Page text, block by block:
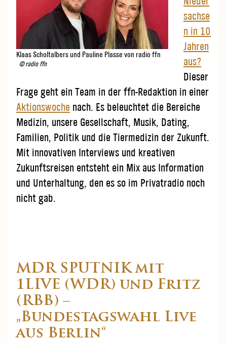
Klaas Scholtalbers und Pauline Plasse von radio ffn
© radio ffn
sachse
n in 10
Jahren
aus?
Dieser
Frage geht ein Team in der ffn-Redaktion in einer
Aktionswoche nach. Es beleuchtet die Bereiche
Medizin, unsere Gesellschaft, Musik, Dating,
Familien, Politik und die Tiermedizin der Zukunft.
Mit innovativen Interviews und kreativen
Zukunftsreisen entsteht ein Mix aus Information
und Unterhaltung, den es so im Privatradio noch
nicht gab.
MDR SPUTNIK mit
1LIVE (WDR) und Fritz
(RBB) –
„Bundestagswahl Live
aus Berlin“